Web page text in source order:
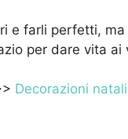
e farli perfetti,
per dare vita ai
Decorazioni